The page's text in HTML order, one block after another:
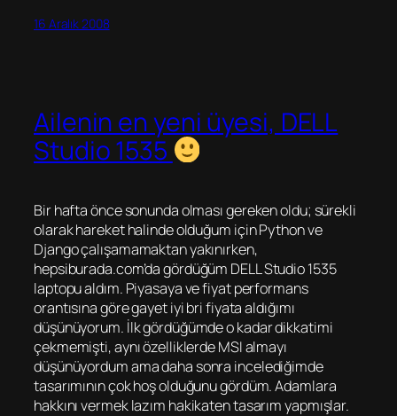
16 Aralık 2008
Ailenin en yeni üyesi, DELL
Studio 1535
Bir hafta önce sonunda olması gereken oldu; sürekli
olarak hareket halinde olduğum için Python ve
Django çalışamamaktan yakınırken,
hepsiburada.com’da gördüğüm DELL Studio 1535
laptopu aldım. Piyasaya ve fiyat performans
orantısına göre gayet iyi bri fiyata aldığımı
düşünüyorum. İlk gördüğümde o kadar dikkatimi
çekmemişti, aynı özelliklerde MSI almayı
düşünüyordum ama daha sonra incelediğimde
tasarımının çok hoş olduğunu gördüm. Adamlara
hakkını vermek lazım hakikaten tasarım yapmışlar.